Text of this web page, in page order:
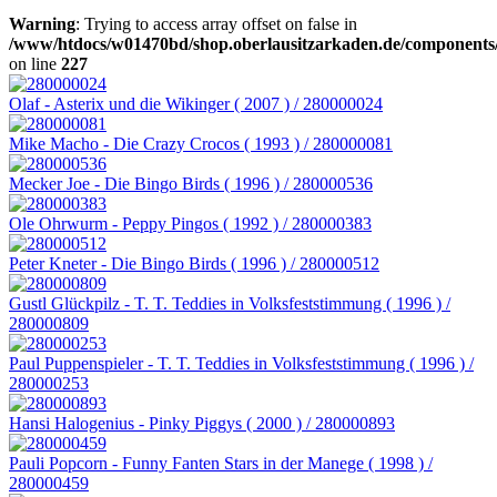
Warning: Trying to access array offset on false in
/www/htdocs/w01470bd/shop.oberlausitzarkaden.de/
on line 227
Olaf - Asterix und die Wikinger ( 2007 ) / 280000024
Mike Macho - Die Crazy Crocos ( 1993 ) / 280000081
Mecker Joe - Die Bingo Birds ( 1996 ) / 280000536
Ole Ohrwurm - Peppy Pingos ( 1992 ) / 280000383
Peter Kneter - Die Bingo Birds ( 1996 ) / 280000512
Gustl Glückpilz - T. T. Teddies in Volksfeststimmung ( 1996 ) /
280000809
Paul Puppenspieler - T. T. Teddies in Volksfeststimmung ( 1996 ) /
280000253
Hansi Halogenius - Pinky Piggys ( 2000 ) / 280000893
Pauli Popcorn - Funny Fanten Stars in der Manege ( 1998 ) /
280000459